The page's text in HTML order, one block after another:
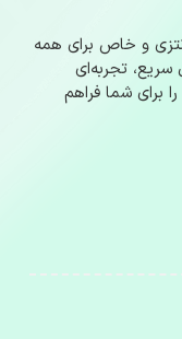
و خاص برای همه
سریع، تجربه‌ای
برای شما فراهم